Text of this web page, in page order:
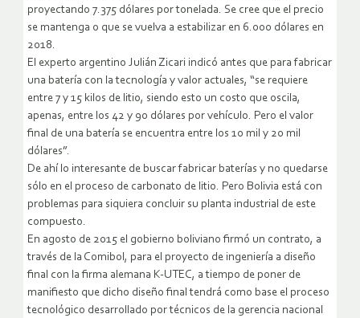
proyectando 7.375 dólares por tonelada. Se cree que el precio
se mantenga o que se vuelva a estabilizar en 6.000 dólares en
2018.
El experto argentino Julián Zicari indicó antes que para fabricar
una batería con la tecnología y valor actuales, “se requiere
entre 7 y 15 kilos de litio, siendo esto un costo que oscila,
apenas, entre los 42 y 90 dólares por vehículo. Pero el valor
final de una batería se encuentra entre los 10 mil y 20 mil
dólares”.
De ahí lo interesante de buscar fabricar baterías y no quedarse
sólo en el proceso de carbonato de litio. Pero Bolivia está con
problemas para siquiera concluir su planta industrial de este
compuesto.
En agosto de 2015 el gobierno boliviano firmó un contrato, a
través de la Comibol, para el proyecto de ingeniería a diseño
final con la firma alemana K-UTEC, a tiempo de poner de
manifiesto que dicho diseño final tendrá como base el proceso
tecnológico desarrollado por técnicos de la gerencia nacional